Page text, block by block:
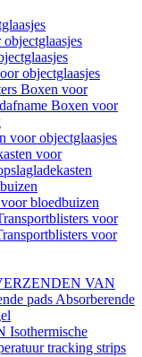
objectglaasjes
Boxen voor
Boxen voor
voor objectglaasjes
voor
bloedbuizen
voor
voor
VAN
pads Absorberende
Isothermische
tracking strips